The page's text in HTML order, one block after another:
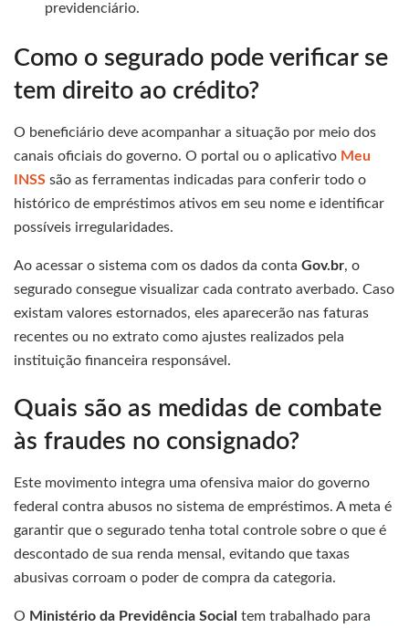
previdenciário.
Como o segurado pode verificar se
tem direito ao crédito?
O beneficiário deve acompanhar a situação por meio dos
canais oficiais do governo. O portal ou o aplicativo Meu
INSS são as ferramentas indicadas para conferir todo o
histórico de empréstimos ativos em seu nome e identificar
possíveis irregularidades.
Ao acessar o sistema com os dados da conta Gov.br, o
segurado consegue visualizar cada contrato averbado. Caso
existam valores estornados, eles aparecerão nas faturas
recentes ou no extrato como ajustes realizados pela
instituição financeira responsável.
Quais são as medidas de combate
às fraudes no consignado?
Este movimento integra uma ofensiva maior do governo
federal contra abusos no sistema de empréstimos. A meta é
garantir que o segurado tenha total controle sobre o que é
descontado de sua renda mensal, evitando que taxas
abusivas corroam o poder de compra da categoria.
O Ministério da Previdência Social tem trabalhado para